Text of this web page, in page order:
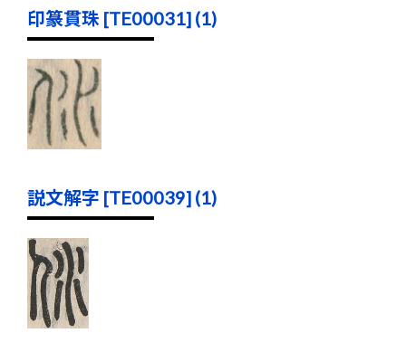
印篆貫珠 [TE00031] (1)
説文解字 [TE00039] (1)